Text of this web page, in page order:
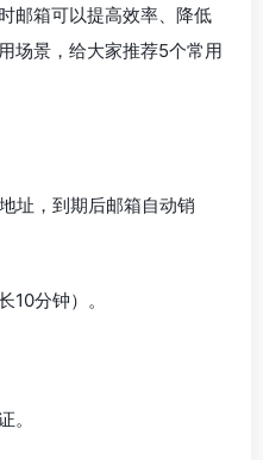
邮箱可以提高效率、降低
场景，给大家推荐5个常用
址，到期后邮箱自动销
10分钟）。
。